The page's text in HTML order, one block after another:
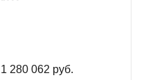
1 280 062 руб.